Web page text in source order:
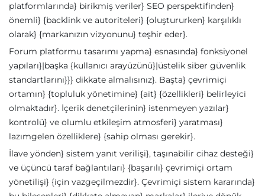
platformlarında} birikmiş veriler} SEO perspektifinden}
önemli} {backlink ve autoriteleri} {oluştururken} karşılıklı
olarak} {markanızın vizyonunu} teşhir eder}.
Forum platformu tasarımı yapma} esnasında} fonksiyonel
yapıları}|başka {kullanıcı arayüzünü}|üstelik siber güvenlik
standartlarını}}} dikkate almalısınız}. Başta} çevrimiçi
ortamın} {topluluk yönetimine} {ait} {özellikleri} belirleyici
olmaktadır}. İçerik denetçilerinin} istenmeyen yazılar}
kontrolü} ve olumlu etkileşim atmosferi} yaratması}
lazımgelen özelliklere} {sahip olması gerekir}.
İlave yönden} sistem yanıt verilişi}, taşınabilir cihaz desteği}
ve üçüncü taraf bağlantıları} {başarılı} çevrimiçi ortam
yönetilişi} {için vazgeçilmezdir}. Çevrimiçi sistem kararında}